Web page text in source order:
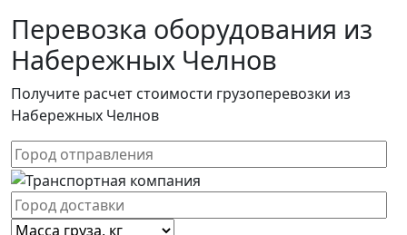
Перевозка оборудования из
Набережных Челнов
Получите расчет стоимости грузоперевозки из
Набережных Челнов